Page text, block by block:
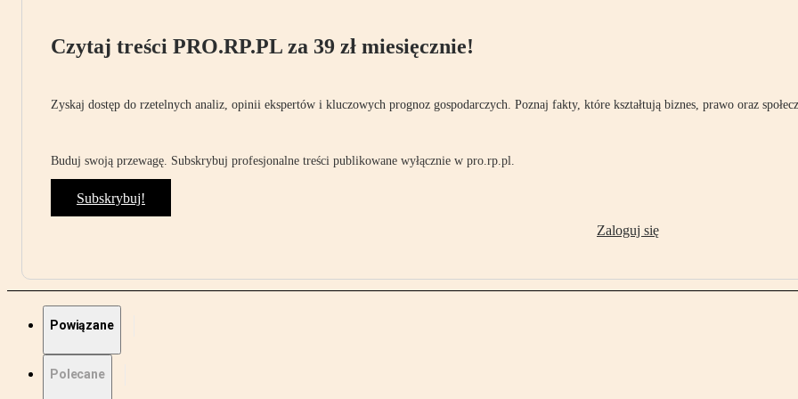
Czytaj treści PRO.RP.PL za 39 zł miesięcznie!
Zyskaj dostęp do rzetelnych analiz, opinii ekspertów i kluczowych prognoz gospodarczych. Poznaj fakty, które kształtują biznes, prawo oraz
Buduj swoją przewagę. Subskrybuj profesjonalne treści publikowane wyłącznie w pro.rp.pl.
Subskrybuj!
Zaloguj się
Powiązane
Polecane